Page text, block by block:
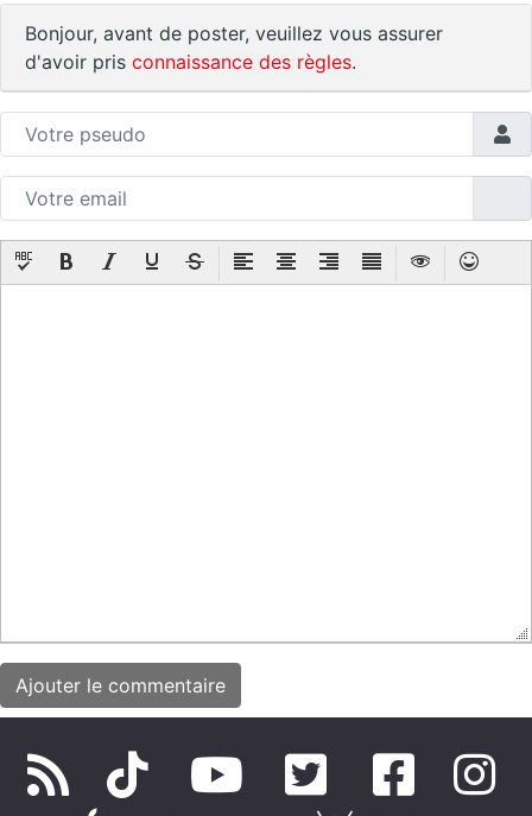
Bonjour, avant de poster, veuillez vous assurer
d'avoir pris connaissance des règles.